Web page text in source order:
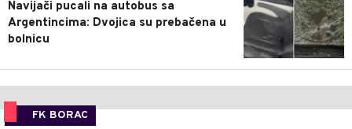
Navijači pucali na autobus sa
Argentincima: Dvojica su prebačena u
bolnicu
FK BORAC